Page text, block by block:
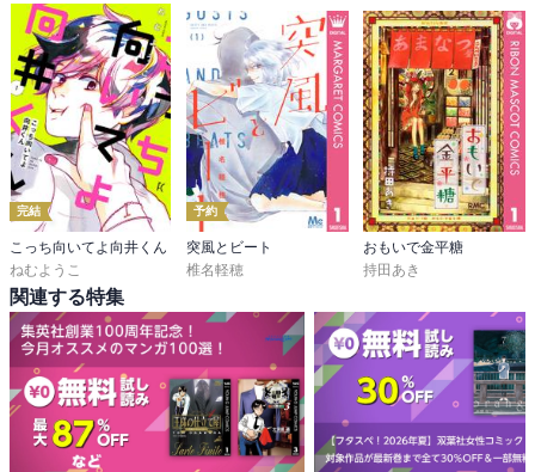
完結
こっち向いてよ向井くん
ねむようこ
予約
突風とビート
椎名軽穂
おもいで金平糖
持田あき
関連する特集